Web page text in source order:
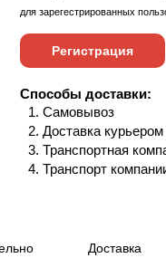
для зарегестрированных
Регистрация
Способы доставки:
Самовывоз
Доставка курьером
Транспортная
Транспорт
Доставка